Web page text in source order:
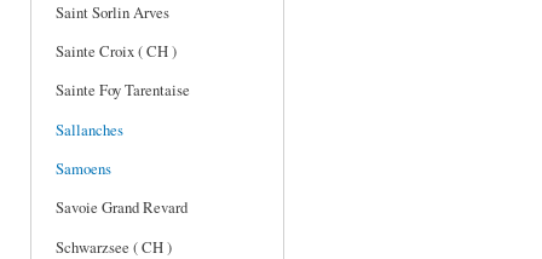
Saint Sorlin Arves
Sainte Croix ( CH )
Sainte Foy Tarentaise
Sallanches
Samoens
Savoie Grand Revard
Schwarzsee ( CH )